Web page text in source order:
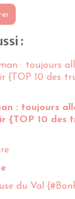
:
: toujours
{TOP 10 des